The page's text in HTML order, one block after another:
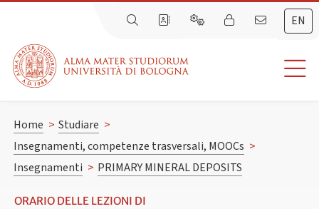
EN
Home > Studiare >
Insegnamenti, competenze trasversali, MOOCs >
Insegnamenti > PRIMARY MINERAL DEPOSITS
ORARIO DELLE LEZIONI DI